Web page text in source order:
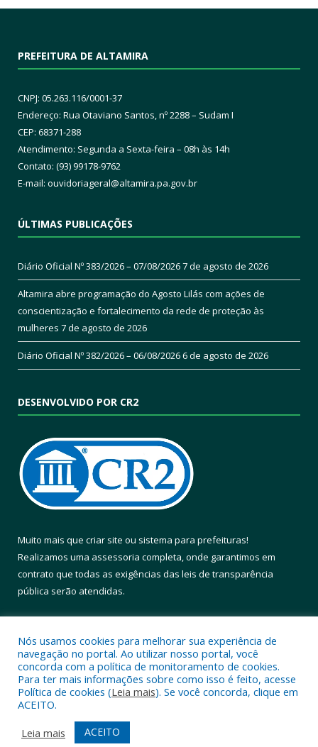
PREFEITURA DE ALTAMIRA
CNPJ: 05.263.116/0001-37
Endereço: Rua Otaviano Santos, nº 2288 – Sudam I
CEP: 68371-288
Atendimento: Segunda a Sexta-feira – 08h às 14h
Contato: (93) 99178-9762
E-mail: ouvidoriageral@altamira.pa.gov.br
ÚLTIMAS PUBLICAÇÕES
Diário Oficial Nº 383/2026 – 07/08/20267 de agosto de 2026
Altamira abre programação do Agosto Lilás com ações de
conscientização e fortalecimento da rede de proteção às
mulheres 7 de agosto de 2026
Diário Oficial Nº 382/2026 – 06/08/20266 de agosto de 2026
DESENVOLVIDO POR CR2
Muito mais que criar site ou sistema para prefeituras!
Realizamos uma assessoria completa, onde garantimos em
contrato que todas as exigências das leis de transparência
pública serão atendidas.
Todos os direitos reservados a Prefeitura Municipal de Altamira.
Mapa do Site
Acessar Área Administrativa
Acessar Webmail
Nós usamos cookies para melhorar sua experiência de
navegação no portal. Ao utilizar nosso portal, você
concorda com a política de monitoramento de cookies.
Para ter mais informações sobre como isso é feito, acesse
Política de cookies (Leia mais). Se você concorda, clique em
ACEITO.
Leia mais
ACEITO